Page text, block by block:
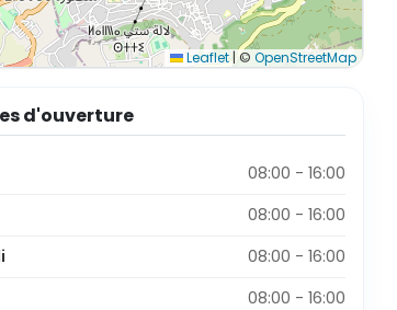
Leaflet |© OpenStreetMap
d'ouverture
08:00 - 16:00
08:00 - 16:00
08:00 - 16:00
08:00 - 16:00